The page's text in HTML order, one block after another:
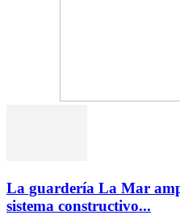
La guardería La Mar
sistema constructivo...